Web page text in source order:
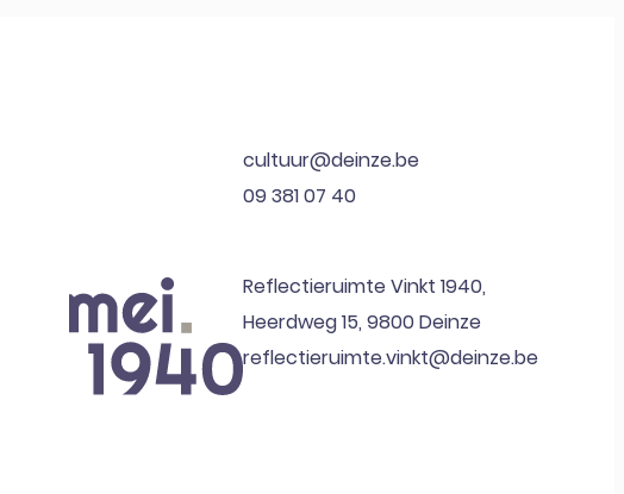
cultuur@deinze.be
09 381 07 40
Reflectieruimte Vinkt 1940,
Heerdweg 15, 9800 Deinze
reflectieruimte.vinkt@deinze.be